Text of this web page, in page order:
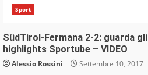
Sport
SüdTirol-Fermana 2-2: guarda gli
highlights Sportube – VIDEO
Alessio Rossini Settembre 10, 2017